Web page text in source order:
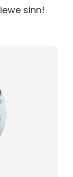
sinn!